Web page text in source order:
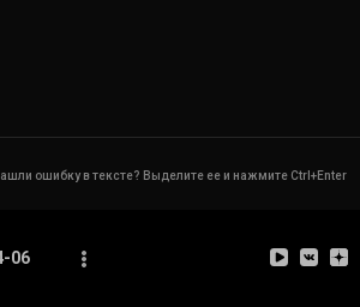
ошибку в тексте? Выделите ее и нажмите Ctrl+Enter
06